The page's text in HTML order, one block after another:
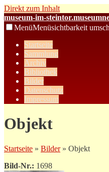
Direkt zum Inhalt
museum-im-
MenüMenüsichtbarkeit
Startseite
Sammlung
Archiv
Bibliothek
Bilder
Datenschutz
Impressum
Objekt
Startseite » Bilder» Objekt
Bild-Nr.: 1698